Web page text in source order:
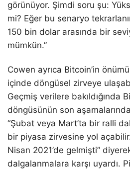
görünüyor. Şimdi soru şu:
mi? Eğer bu senaryo
150 bin dolar arasında bir
mümkün.”
Cowen ayrıca Bitcoin’in
içinde döngüsel zirveye
Geçmiş verilere bakıldığında
döngüsünün son
“Şubat veya Mart’ta bir ralli
bir piyasa zirvesine yol
Nisan 2021’de gelmişti” diyerek
dalgalanmalara karşı uyardı.